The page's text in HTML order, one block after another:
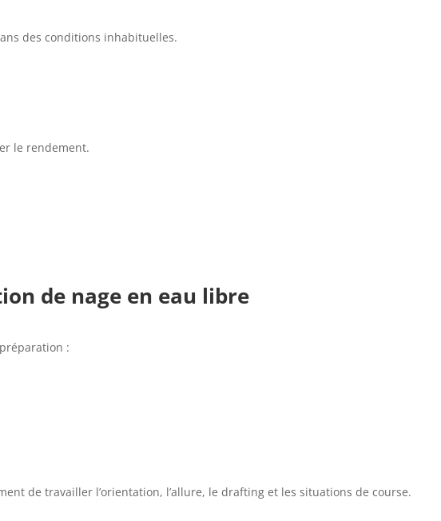
des conditions inhabituelles.
le rendement.
de nage en eau libre
:
de travailler l’orientation, l’allure, le drafting et les situations de course.